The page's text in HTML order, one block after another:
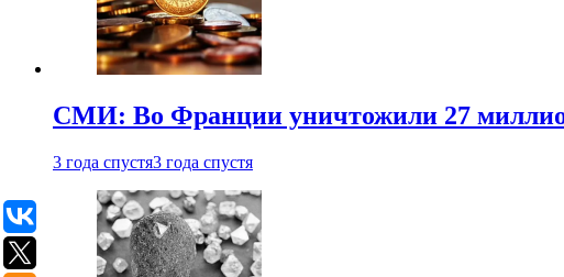
СМИ: Во Франции уничтожили 27
3 года спустя3 года спустя